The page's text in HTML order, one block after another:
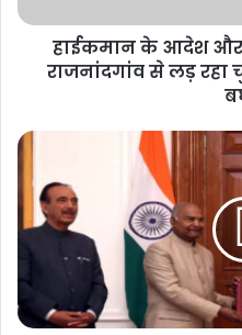
हाईकमान के आदेश और
राजनांदगांव से लड़ रहा